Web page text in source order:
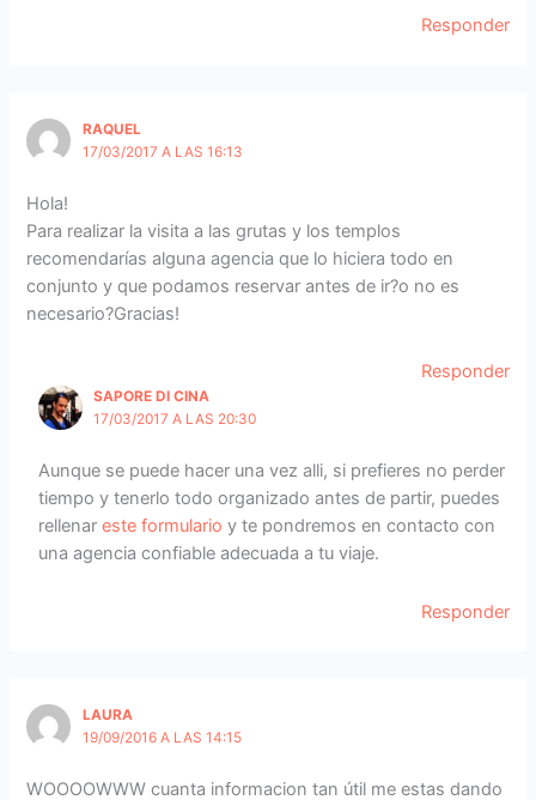
Responder
RAQUEL
17/03/2017 A LAS 16:13
Hola!
Para realizar la visita a las grutas y los templos
recomendarías alguna agencia que lo hiciera todo en
conjunto y que podamos reservar antes de ir?o no es
necesario?Gracias!
Responder
SAPORE DI CINA
17/03/2017 A LAS 20:30
Aunque se puede hacer una vez alli, si prefieres no perder
tiempo y tenerlo todo organizado antes de partir, puedes
rellenareste formulario y te pondremos en contacto con
una agencia confiable adecuada a tu viaje.
Responder
LAURA
19/09/2016 A LAS 14:15
WOOOOWWW cuanta informacion tan útil me estas dando